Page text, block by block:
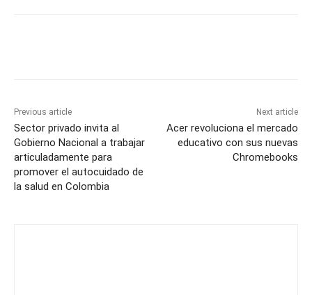
Previous article
Sector privado invita al
Gobierno Nacional a trabajar
articuladamente para
promover el autocuidado de
la salud en Colombia
Next article
Acer revoluciona el mercado
educativo con sus nuevas
Chromebooks